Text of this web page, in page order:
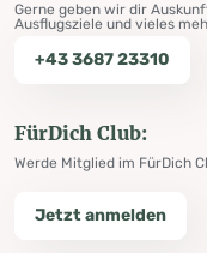
Gerne geben wir dir
Ausflugsziele und vieles
+43 3687 23310
FürDich Club:
Werde Mitglied im FürDich
Jetzt anmelden